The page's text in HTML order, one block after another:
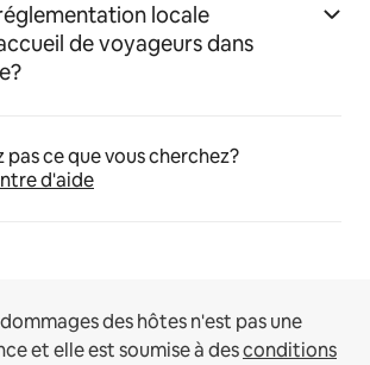
locale
de voyageurs dans
pas ce que vous cherchez?
d'aide
des hôtes n'est pas une
et elle est soumise à desconditions